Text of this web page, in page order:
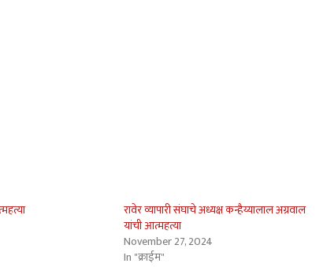
रावेर व्यापारी संघाचे अध्यक्ष कन्हैय्यालाल अग्रवाल
यांची आत्महत्या
November 27, 2024
In "क्राईम"